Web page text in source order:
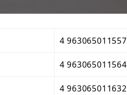
4 963065011557
4 963065011564
4 963065011632